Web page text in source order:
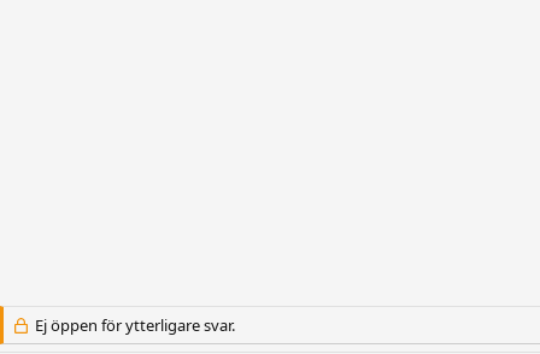
Ej öppen för ytterligare svar.